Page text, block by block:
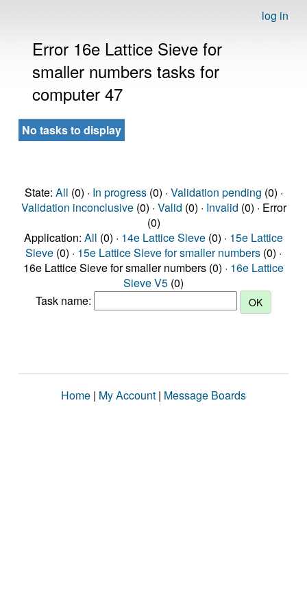
log in
Error 16e Lattice Sieve for
smaller numbers tasks for
computer 47
No tasks to display
State: All (0) · In progress(0) · Validation pending (0) ·
Validation inconclusive(0) · Valid (0) · Invalid (0) · Error
(0)
Application: All (0) · 14e Lattice Sieve (0) · 15e Lattice
Sieve (0) · 15e Lattice Sieve for smaller numbers (0) ·
16e Lattice Sieve for smaller numbers (0) · 16e Lattice
Sieve V5 (0)
Task name:
Home | My Account | Message Boards